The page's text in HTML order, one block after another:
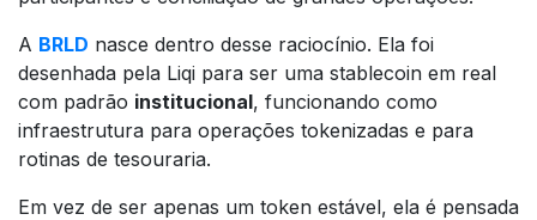
A BRLD nasce dentro desse raciocínio. Ela foi
desenhada pela Liqi para ser uma stablecoin em real
com padrão institucional, funcionando como
infraestrutura para operações tokenizadas e para
rotinas de tesouraria.
Em vez de ser apenas um token estável, ela é pensada